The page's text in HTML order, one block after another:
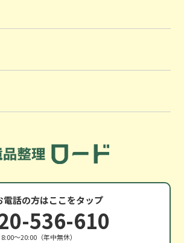
電話の方はここをタップ
536-610
〜20:00（年中無休）